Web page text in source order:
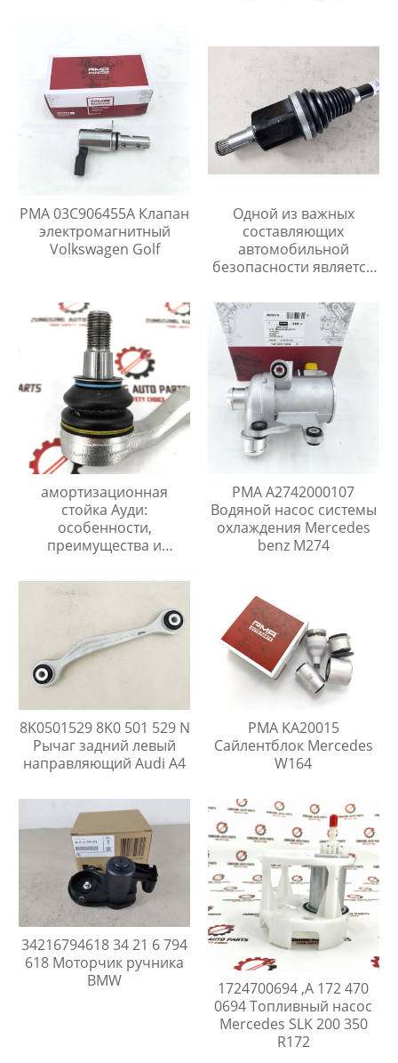
PMA 03C906455A Клапан
электромагнитный
Volkswagen Golf
Одной из важных
составляющих
автомобильной
безопасности является
амортизационная.
амортизационная
стойка Ауди:
особенности,
преимущества и
выбору
PMA A2742000107
Водяной насос системы
охлаждения Mercedes
benz M274
8K0501529 8K0 501 529 N
Рычаг задний левый
направляющий Audi A4
PMA KA20015
Сайлентблок Mercedes
W164
34216794618 34 21 6 794
618 Моторчик ручника
BMW
1724700694 ,A 172 470
0694 Топливный насос
Mercedes SLK 200 350
R172